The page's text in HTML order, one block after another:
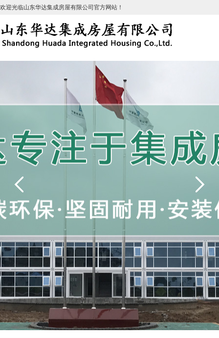
欢迎光临山东华达集成房屋有限公司官方网站！